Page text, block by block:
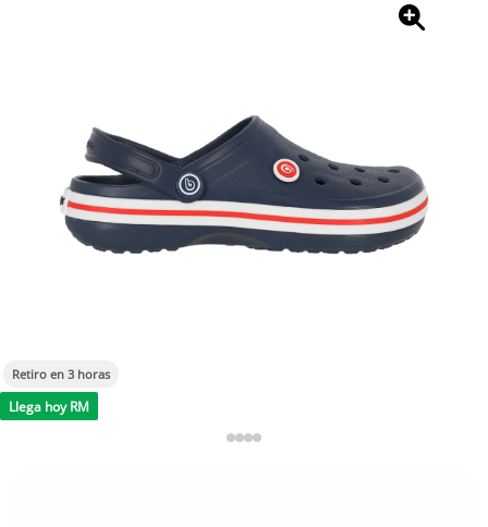
Retiro en 3 horas
Llega hoy RM